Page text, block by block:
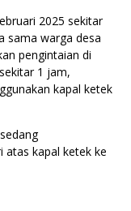
2025 sekitar
sama warga desa
pengintaian di
1 jam,
kapal ketek
atas kapal ketek ke